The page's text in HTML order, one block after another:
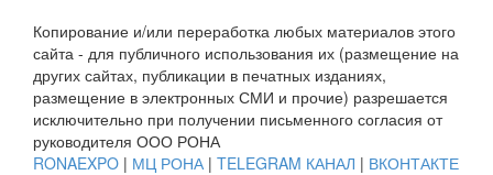
Копирование и/или переработка любых материалов этого
сайта - для публичного использования их (размещение на
других сайтах, публикации в печатных изданиях,
размещение в электронных СМИ и прочие) разрешается
исключительно при получении письменного согласия от
руководителя ООО РОНА
RONAEXPO | МЦ РОНА | TELEGRAM КАНАЛ | ВКОНТАКТЕ